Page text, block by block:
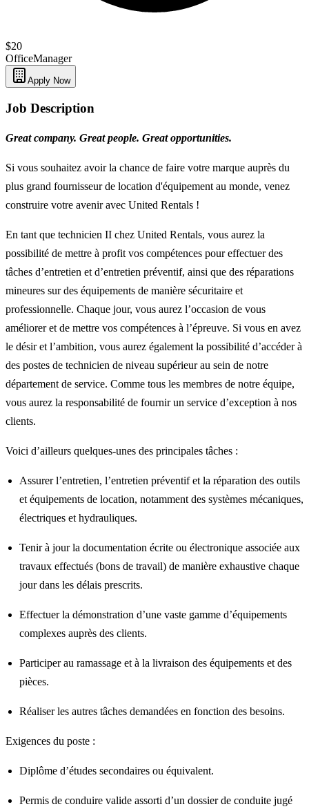
$20
OfficeManager
Apply Now
Job Description
Great company. Great people. Great opportunities.
Si vous souhaitez avoir la chance de faire votre marque auprès du
plus grand fournisseur de location d'équipement au monde, venez
construire votre avenir avec United Rentals !
En tant que technicien II chez United Rentals, vous aurez la
possibilité de mettre à profit vos compétences pour effectuer des
tâches d’entretien et d’entretien préventif, ainsi que des réparations
mineures sur des équipements de manière sécuritaire et
professionnelle. Chaque jour, vous aurez l’occasion de vous
améliorer et de mettre vos compétences à l’épreuve. Si vous en avez
le désir et l’ambition, vous aurez également la possibilité d’accéder à
des postes de technicien de niveau supérieur au sein de notre
département de service. Comme tous les membres de notre équipe,
vous aurez la responsabilité de fournir un service d’exception à nos
clients.
Voici d’ailleurs quelques-unes des principales tâches :
Assurer l’entretien, l’entretien préventif et la réparation des outils
et équipements de location, notamment des systèmes mécaniques,
électriques et hydrauliques.
Tenir à jour la documentation écrite ou électronique associée aux
travaux effectués (bons de travail) de manière exhaustive chaque
jour dans les délais prescrits.
Effectuer la démonstration d’une vaste gamme d’équipements
complexes auprès des clients.
Participer au ramassage et à la livraison des équipements et des
pièces.
Réaliser les autres tâches demandées en fonction des besoins.
Exigences du poste :
Diplôme d’études secondaires ou équivalent.
Permis de conduire valide assorti d’un dossier de conduite jugé